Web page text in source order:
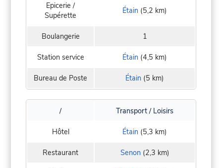
Epicerie /
Supérette
Étain (5,2 km)
Boulangerie 1
Station service Étain (4,5 km)
Bureau de Poste Étain (5 km)
/ Transport / Loisirs
Hôtel Étain (5,3 km)
Restaurant Senon(2,3 km)